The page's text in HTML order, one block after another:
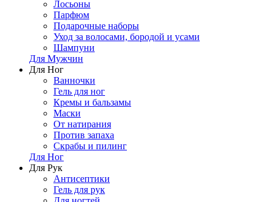
Лосьоны
Парфюм
Подарочные наборы
Уход за волосами, бородой и усами
Шампуни
Для Мужчин
Для Ног
Ванночки
Гель для ног
Кремы и бальзамы
Маски
От натирания
Против запаха
Скрабы и пилинг
Для Ног
Для Рук
Антисептики
Гель для рук